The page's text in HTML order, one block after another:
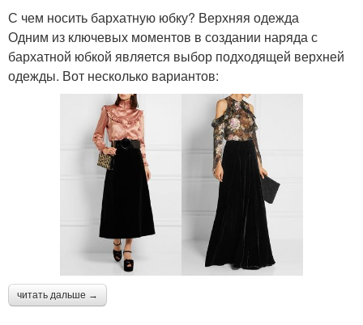
С чем носить бархатную юбку? Верхняя одежда
Одним из ключевых моментов в создании наряда с
бархатной юбкой является выбор подходящей верхней
одежды. Вот несколько вариантов:
читать дальше →